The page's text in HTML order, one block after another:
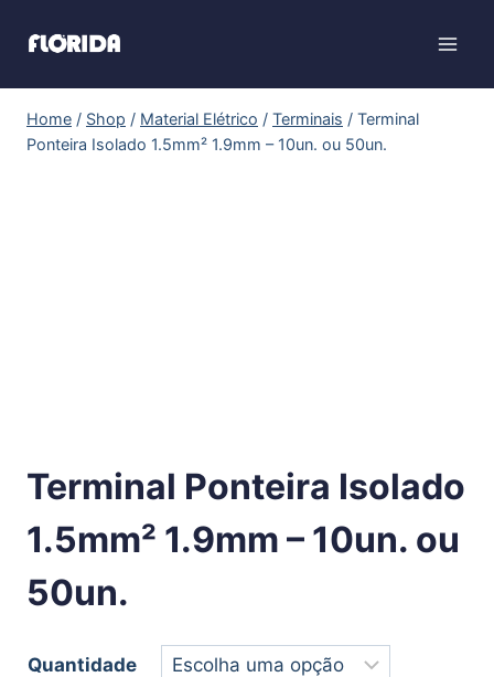
Home / Shop / Material Elétrico / Terminais / Terminal
Ponteira Isolado 1.5mm² 1.9mm – 10un. ou 50un.
Terminal Ponteira Isolado
1.5mm² 1.9mm – 10un. ou
50un.
Quantidade